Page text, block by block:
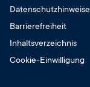
Datenschutzhinweise
Barrierefreiheit
Inhaltsverzeichnis
Cookie-Einwilligung